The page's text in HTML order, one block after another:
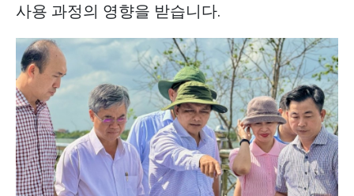
사용 과정의 영향을 받습니다.